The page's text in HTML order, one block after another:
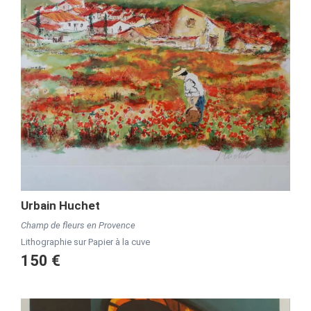
Urbain Huchet
Champ de fleurs en Provence
Lithographie sur Papier à la cuve
150 €